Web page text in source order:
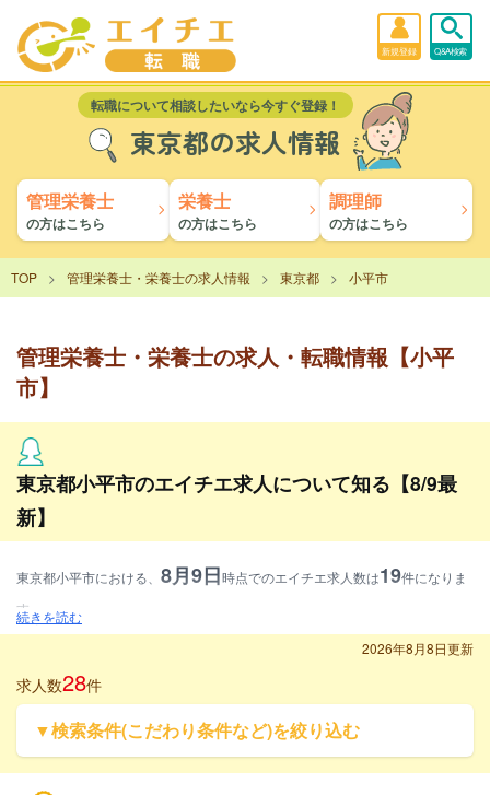
新規登録 Q&A検索
転職について相談したいなら今すぐ登録！
東京都の求人情報
管理栄養士
の方はこちら
栄養士
の方はこちら
調理師
の方はこちら
TOP 管理栄養士・栄養士の求人情報 東京都 小平市
管理栄養士・栄養士の求人・転職情報【小平
市】
東京都小平市のエイチエ求人について知る【8/9最
新】
東京都小平市における、 8月9日時点でのエイチエ求人数は19件になりま
す。
募集資格別に見ると、管理栄養士求人が36.8%、栄養士求人が36.8%、調理師
雇用形態別に見ると、常勤求人が94.7%、非常勤求人が5.3%となります。
施設形態別に見ると、病院・クリニック求人が10.5%、介護・福祉求人が10.
5%、保育園等求人が52.6%、その他求人が26.3%となります。
続きを読む
2026年8月8日更新
求人数28件
▼検索条件(こだわり条件など)を絞り込む